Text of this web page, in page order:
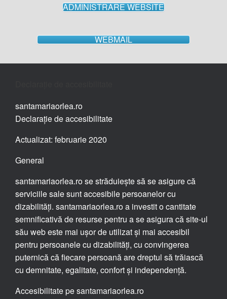
ADMINISTRARE WEBSITE
WEBMAIL
santamariaorlea.ro
Declarație de accesibilitate
Actualizat: februarie 2020
General
santamariaorlea.ro se străduiește să se asigure că
serviciile sale sunt accesibile persoanelor cu
dizabilități. santamariaorlea.ro a investit o cantitate
semnificativă de resurse pentru a se asigura că site-ul
său web este mai ușor de utilizat și mai accesibil
pentru persoanele cu dizabilități, cu convingerea
puternică că fiecare persoană are dreptul să trăiască
cu demnitate, egalitate, confort și independență.
Accesibilitate pe santamariaorlea.ro